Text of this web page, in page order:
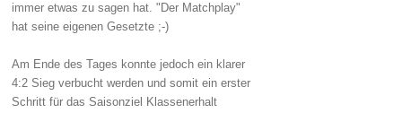
immer etwas zu sagen hat. "Der Matchplay"
hat seine eigenen Gesetzte ;-)
Am Ende des Tages konnte jedoch ein klarer
4:2 Sieg verbucht werden und somit ein erster
Schritt für das Saisonziel Klassenerhalt